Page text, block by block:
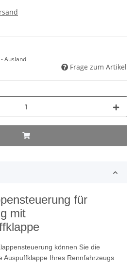
- Ausland
Frage zum Artikel
für
mit
können Sie die
Auspuffklappe Ihres Rennfahrzeugs